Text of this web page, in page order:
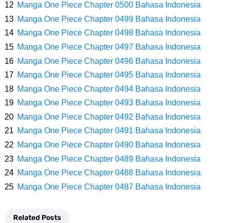
Milik Loki
Profil Slamet Rahardjo, Aktor Dengan Peran Penting Dalam Perfilman
Indonesia
Resep Roti Panggang, Sangat Mudah Untuk Menjadi Cemilan
Bersama Keluarga
Arti Bendera Seychelles, Negara Kepulauan Yang Terletak Di
Samudra Hindia
Cara Bayar Akulaku Lewat Gopay, Sangat Mudah Dan Tidak Ribet
Manga One Piece Chapter 0500 Bahasa Indonesia
Manga One Piece Chapter 0499 Bahasa Indonesia
Manga One Piece Chapter 0498 Bahasa Indonesia
Manga One Piece Chapter 0497 Bahasa Indonesia
Manga One Piece Chapter 0496 Bahasa Indonesia
Manga One Piece Chapter 0495 Bahasa Indonesia
Manga One Piece Chapter 0494 Bahasa Indonesia
Manga One Piece Chapter 0493 Bahasa Indonesia
Manga One Piece Chapter 0492 Bahasa Indonesia
Manga One Piece Chapter 0491 Bahasa Indonesia
Manga One Piece Chapter 0490 Bahasa Indonesia
Manga One Piece Chapter 0489 Bahasa Indonesia
Manga One Piece Chapter 0488 Bahasa Indonesia
Manga One Piece Chapter 0487 Bahasa Indonesia
Related Posts